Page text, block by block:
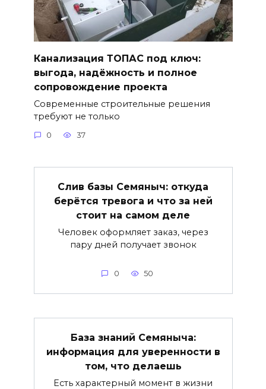
Канализация ТОПАС под ключ:
выгода, надёжность и полное
сопровождение проекта
Современные строительные решения
требуют не только
0 37
Слив базы Семяныч: откуда
берётся тревога и что за ней
стоит на самом деле
Человек оформляет заказ, через
пару дней получает звонок
0 50
База знаний Семяныча:
информация для уверенности в
том, что делаешь
Есть характерный момент в жизни